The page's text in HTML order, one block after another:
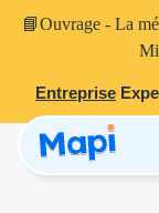
📘Ouvrage - La
Entreprise